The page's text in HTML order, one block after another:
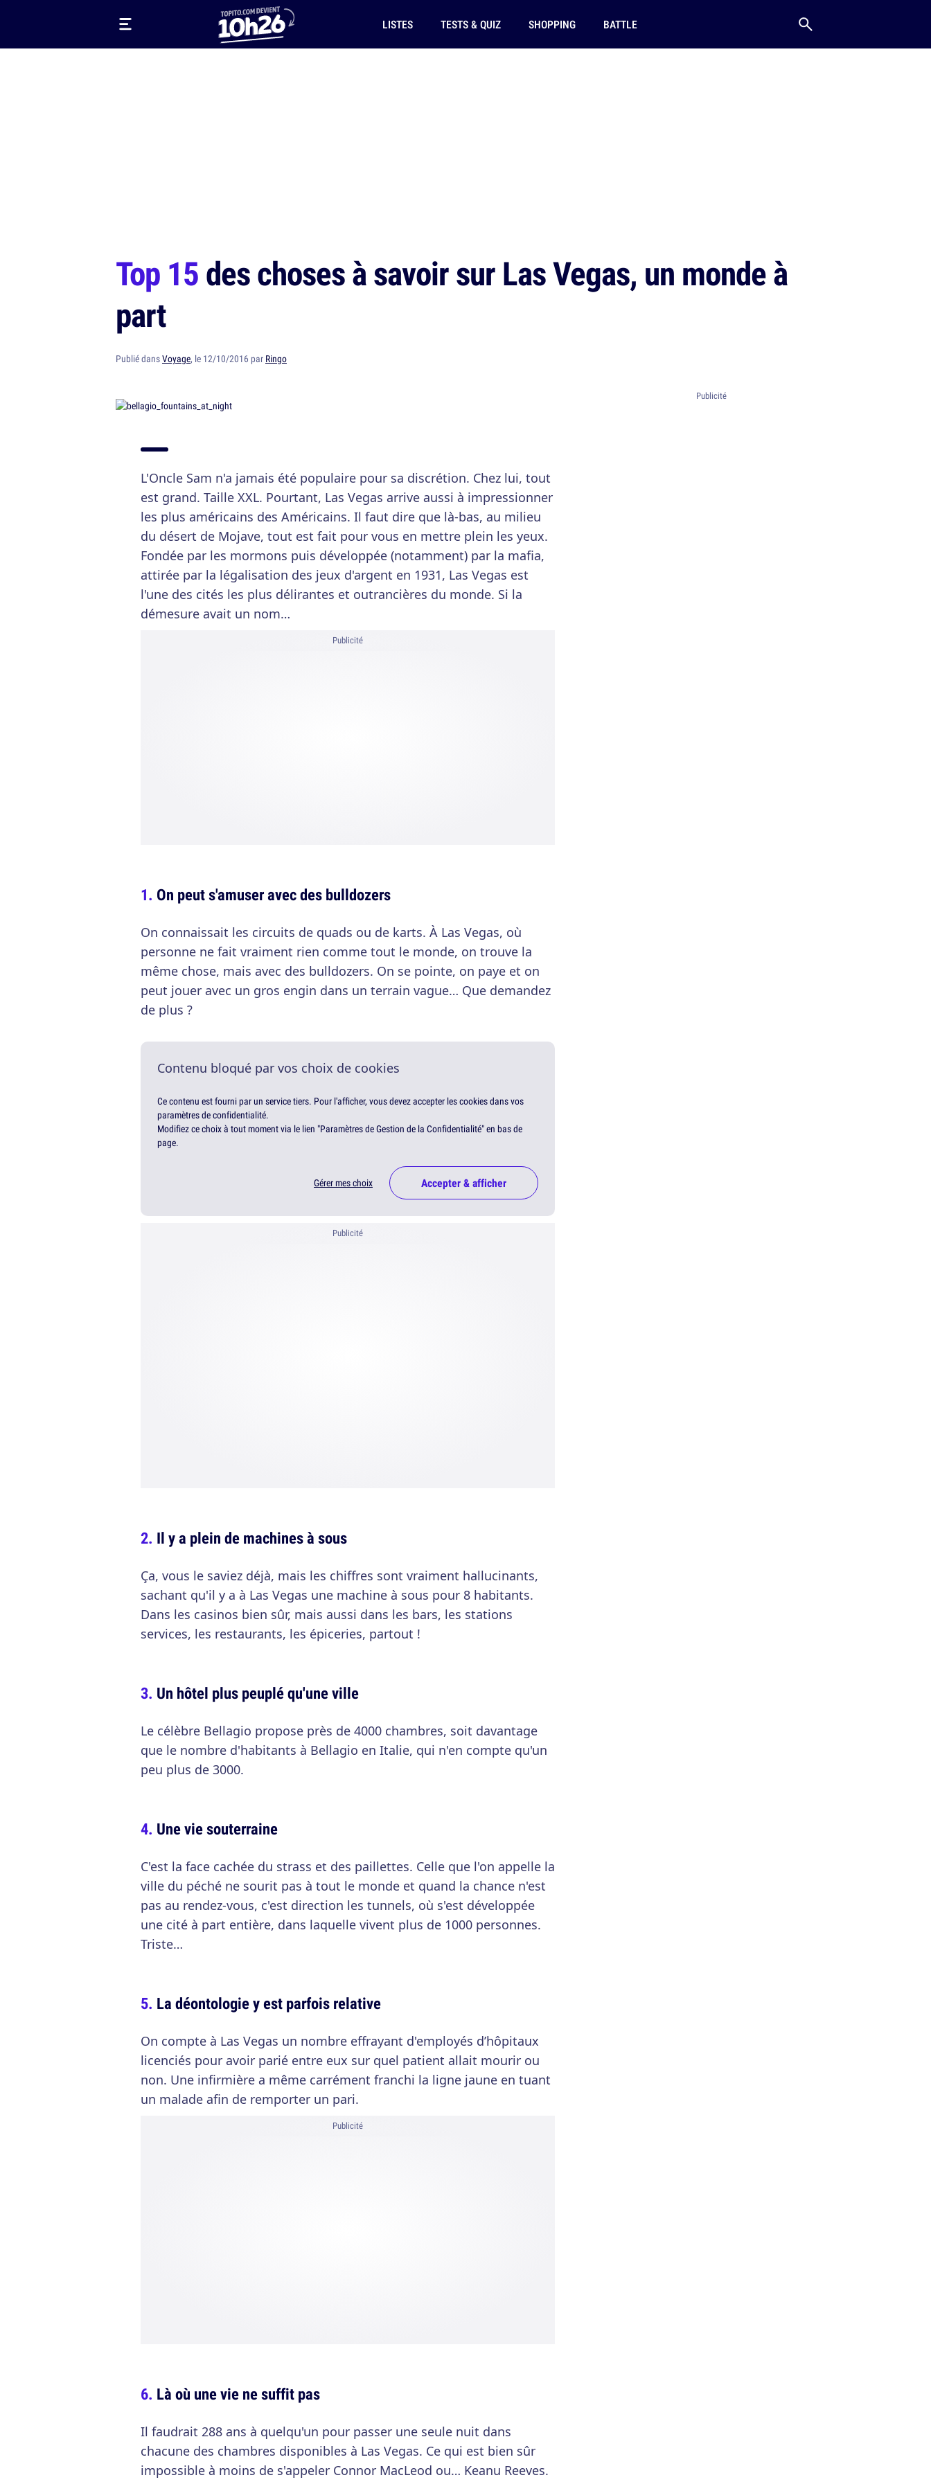
LISTES TESTS & QUIZ SHOPPING BATTLE
Top 15des choses à savoir sur Las Vegas, un monde à
part
Publié dansVoyage, le 12/10/2016 par Ringo
L'Oncle Sam n'a jamais été populaire pour sa discrétion. Chez lui, tout
est grand. Taille XXL. Pourtant, Las Vegas arrive aussi à impressionner
les plus américains des Américains. Il faut dire que là-bas, au milieu
du désert de Mojave, tout est fait pour vous en mettre plein les yeux.
Fondée par les mormons puis développée (notamment) par la mafia,
attirée par la légalisation des jeux d'argent en 1931, Las Vegas est
l'une des cités les plus délirantes et outrancières du monde. Si la
démesure avait un nom…
Publicité
On peut s'amuser avec des bulldozers
On connaissait les circuits de quads ou de karts. À Las Vegas, où
personne ne fait vraiment rien comme tout le monde, on trouve la
même chose, mais avec des bulldozers. On se pointe, on paye et on
peut jouer avec un gros engin dans un terrain vague… Que demandez
de plus ?
Contenu bloqué par vos choix de cookies
Ce contenu est fourni par un service tiers. Pour l'afficher, vous devez accepter les cookies dans vos
paramètres de confidentialité.
Modifiez ce choix à tout moment via le lien "Paramètres de Gestion de la Confidentialité" en bas de
page.
Gérer mes choix Accepter & afficher
Publicité
Il y a plein de machines à sous
Ça, vous le saviez déjà, mais les chiffres sont vraiment hallucinants,
sachant qu'il y a à Las Vegas une machine à sous pour 8 habitants.
Dans les casinos bien sûr, mais aussi dans les bars, les stations
services, les restaurants, les épiceries, partout !
Un hôtel plus peuplé qu'une ville
Le célèbre Bellagio propose près de 4000 chambres, soit davantage
que le nombre d'habitants à Bellagio en Italie, qui n'en compte qu'un
peu plus de 3000.
Une vie souterraine
C'est la face cachée du strass et des paillettes. Celle que l'on appelle la
ville du péché ne sourit pas à tout le monde et quand la chance n'est
pas au rendez-vous, c'est direction les tunnels, où s'est développée
une cité à part entière, dans laquelle vivent plus de 1000 personnes.
Triste…
La déontologie y est parfois relative
On compte à Las Vegas un nombre effrayant d'employés d’hôpitaux
licenciés pour avoir parié entre eux sur quel patient allait mourir ou
non. Une infirmière a même carrément franchi la ligne jaune en tuant
un malade afin de remporter un pari.
Publicité
Là où une vie ne suffit pas
Il faudrait 288 ans à quelqu'un pour passer une seule nuit dans
chacune des chambres disponibles à Las Vegas. Ce qui est bien sûr
impossible à moins de s'appeler Connor MacLeod ou… Keanu Reeves.